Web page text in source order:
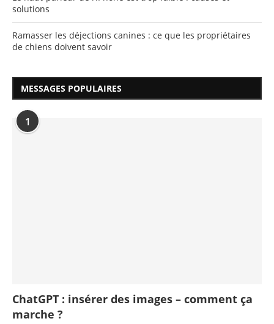
solutions
Ramasser les déjections canines : ce que les propriétaires
de chiens doivent savoir
MESSAGES POPULAIRES
1
ChatGPT : insérer des images – comment ça
marche ?